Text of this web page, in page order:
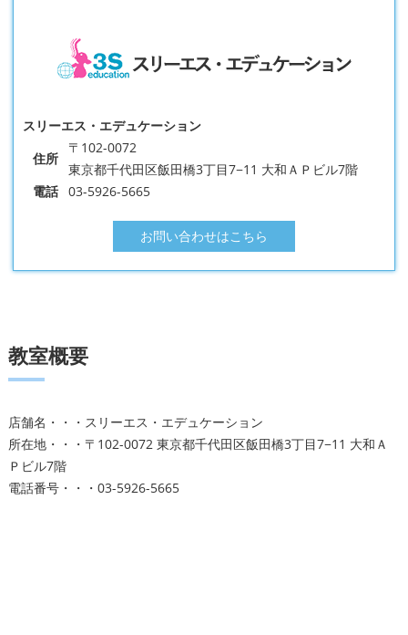
スリーエス・エデュケーション
住所
〒102-0072
東京都千代田区飯田橋3丁目7−11 大和ＡＰビル7階
電話 03-5926-5665
お問い合わせはこちら
教室概要
店舗名・・・スリーエス・エデュケーション
所在地・・・〒102-0072 東京都千代田区飯田橋3丁目7−11 大和Ａ
Ｐビル7階
電話番号・・・03-5926-5665